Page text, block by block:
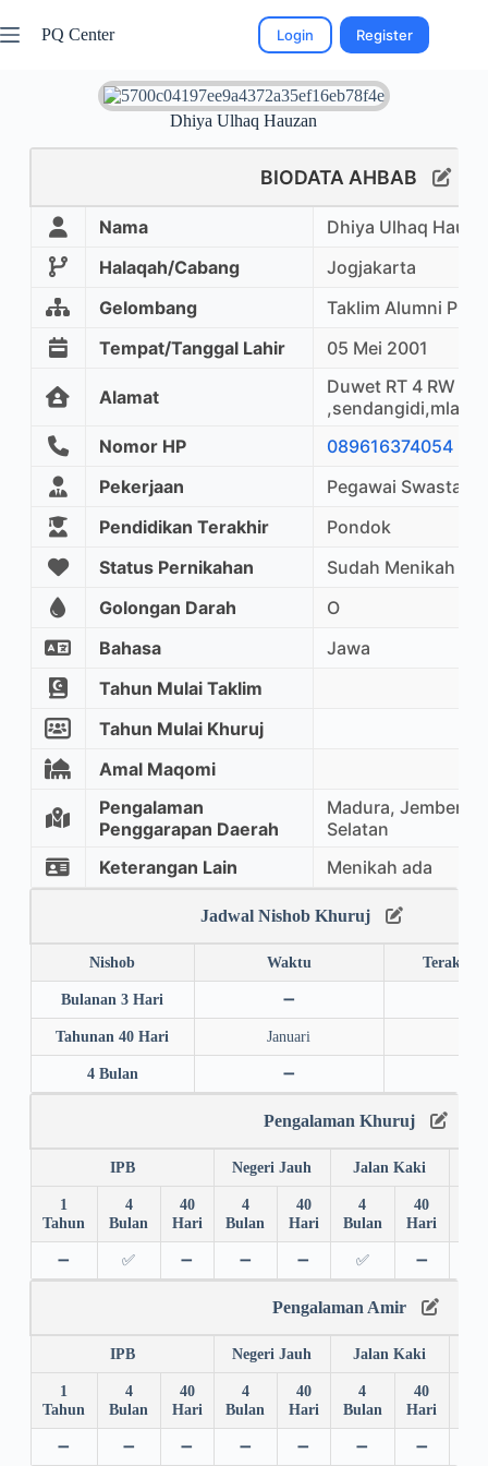
PQ Center Login Register
Dhiya Ulhaq Hauzan
BIODATA AHBAB
Nama
Dhiya Ulhaq
Halaqah/Cabang
Jogjakarta
Gelombang
Taklim Alumni PQ
Tempat/Tanggal Lahir
05 Mei 2001
Alamat
Duwet RT 4 RW 88
Nomor HP
089616374054
Pekerjaan
Pegawai Swasta
Pendidikan Terakhir
Pondok
Status Pernikahan
Sudah Menikah
Golongan Darah
O
Bahasa
Jawa
Tahun Mulai Taklim
Tahun Mulai Khuruj
Amal Maqomi
Pengalaman
Penggarapan Daerah
Madura, Jember,
Selatan
Keterangan Lain
Menikah ada
Jadwal Nishob Khuruj
Nishob Waktu Terakhir
Bulanan 3 Hari ➖
Tahunan 40 Hari Januari
4 Bulan ➖
Pengalaman Khuruj
IPB Negeri Jauh Jalan Kaki
1
Tahun
4
Bulan
40
Hari
4
Bulan
40
Hari
4
Bulan
40
Hari
➖ ✅ ➖ ➖ ➖ ✅ ➖
Pengalaman Amir
IPB Negeri Jauh Jalan Kaki
1
Tahun
4
Bulan
40
Hari
4
Bulan
40
Hari
4
Bulan
40
Hari
➖ ➖ ➖ ➖ ➖ ➖ ➖